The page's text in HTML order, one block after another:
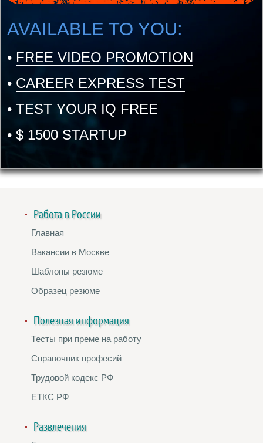
AVAILABLE TO YOU:
• FREE VIDEO PROMOTION
• CAREER EXPRESS TEST
• TEST YOUR IQ FREE
• $ 1500 STARTUP
Работа в России
Главная
Вакансии в Москве
Шаблоны резюме
Образец резюме
Полезная информация
Тесты при преме на работу
Справочник професий
Трудовой кодекс РФ
ЕТКС РФ
Развлечения